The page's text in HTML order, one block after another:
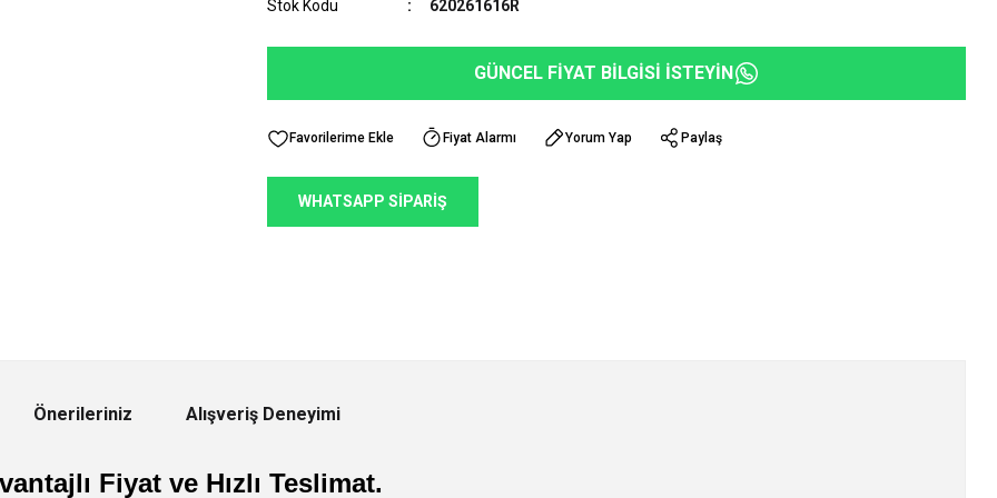
Stok Kodu 620261616R
GÜNCEL FİYAT BİLGİSİ İSTEYİN
Fiyat Alarmı Yorum Yap Paylaş
WHATSAPP SİPARİŞ
Önerileriniz Alışveriş Deneyimi
Fiyat ve Hızlı Teslimat.